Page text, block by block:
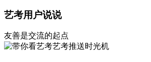
艺考用户说说
友善是交流的起点
艺考推送时光机